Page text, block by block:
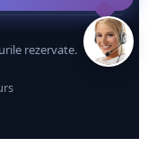
rezervate.